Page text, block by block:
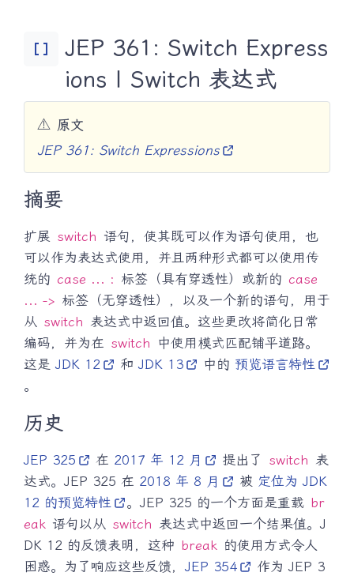
Data_Array
JEP 361: Switch Express
ions | Switch 表达式
⚠️ 原文
JEP 361: Switch Expressions
摘要
扩展 switch 语句，使其既可以作为语句使用，也
可以作为表达式使用，并且两种形式都可以使用传
统的 case ... : 标签（具有穿透性）或新的 case
... -> 标签（无穿透性），以及一个新的语句，用于
从 switch 表达式中返回值。这些更改将简化日常
编码，并为在 switch 中使用模式匹配铺平道路。
这是 JDK 12 和 JDK 13 中的 预览语言特性
。
历史
JEP 325 在 2017 年 12 月 提出了 switch 表
达式。JEP 325 在 2018 年 8 月 被 定位为 JDK
12 的预览特性
。JEP 325 的一个方面是重载 br
eak 语句以从 switch 表达式中返回一个结果值。J
DK 12 的反馈表明，这种 break 的使用方式令人
困惑。为了响应这些反馈， JEP 354
作为 JEP 3